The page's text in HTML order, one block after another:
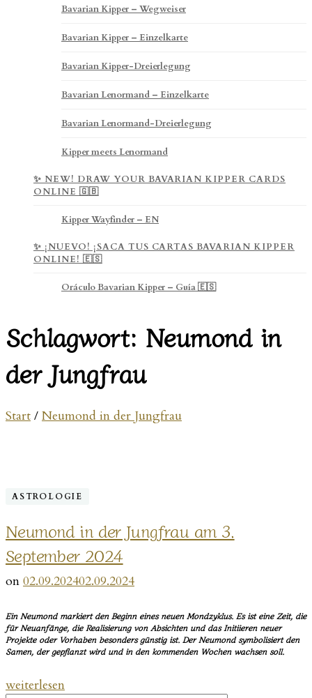
Bavarian Kipper – Wegweiser
Bavarian Kipper – Einzelkarte
Bavarian Kipper-Dreierlegung
Bavarian Lenormand – Einzelkarte
Bavarian Lenormand-Dreierlegung
Kipper meets Lenormand
✨ NEW! DRAW YOUR BAVARIAN KIPPER CARDS
ONLINE 🇬🇧
Kipper Wayfinder – EN
✨ ¡NUEVO! ¡SACA TUS CARTAS BAVARIAN KIPPER
ONLINE! 🇪🇸
Oráculo Bavarian Kipper – Guía 🇪🇸
Schlagwort: Neumond in
der Jungfrau
Start / Neumond in der Jungfrau
ASTROLOGIE
Neumond in der Jungfrau am 3.
September 2024
on 02.09.202402.09.2024
Ein Neumond markiert den Beginn eines neuen Mondzyklus. Es ist eine Zeit, die
für Neuanfänge, die Realisierung von Absichten und das Initiieren neuer
Projekte oder Vorhaben besonders günstig ist. Der Neumond symbolisiert den
Samen, der gepflanzt wird und in den kommenden Wochen wachsen soll.
„Neumond
weiterlesen